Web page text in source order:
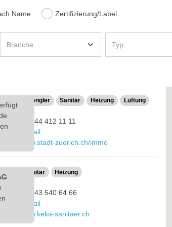
Name Zertifizierung/Label
Spengler Sanitär Heizung Lüftung
+41 44 412 11 11
E-Mail
www.stadt-zuerich.ch/immo
Sanitär Heizung
+41 43 540 64 66
E-Mail
www.keka-sanitaer.ch